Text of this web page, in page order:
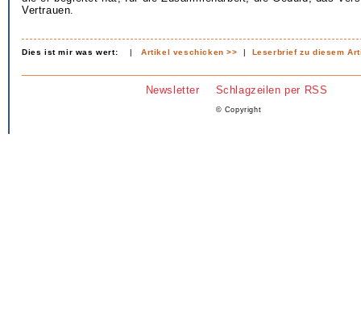
Vertrauen.
Dies ist mir was wert: |Artikel veschicken >> | Leserbrief zu diesem
Newsletter Schlagzeilen per RSS
© Copyright